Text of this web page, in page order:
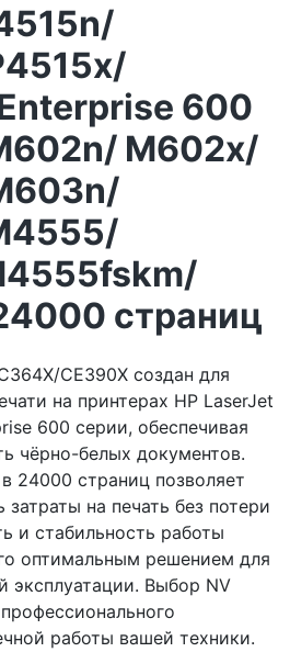
600
M602x/
страниц
CE390X создан для
на принтерах HP LaserJet
600 серии, обеспечивая
чёрно-белых документов.
24000 страниц позволяет
на печать без потери
и стабильность работы
оптимальным решением для
эксплуатации. Выбор NV
работы вашей техники.